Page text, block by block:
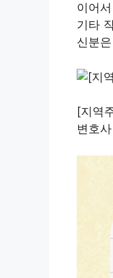
이어
기타
신분
[지역
변호